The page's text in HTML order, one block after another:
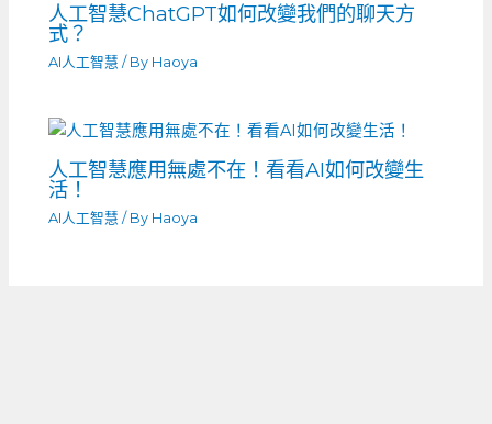
人工智慧ChatGPT如何改變我們的聊天方
式？
AI人工智慧 / By Haoya
人工智慧應用無處不在！看看AI如何改變生
活！
AI人工智慧 / By Haoya